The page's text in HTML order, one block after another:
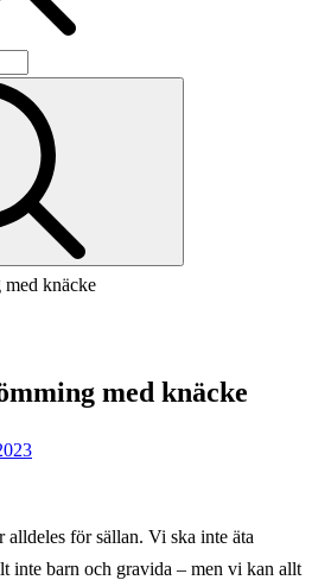
med knäcke
alldeles för sällan. Vi ska inte äta
inte barn och gravida – men vi kan allt